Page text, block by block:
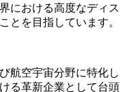
における高度なディス
とを目指しています。
航空宇宙分野に特化し
る革新企業として台頭